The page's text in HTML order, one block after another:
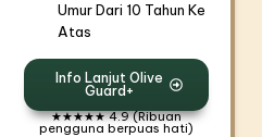
Umur Dari 10 Tahun Ke
Atas
Info Lanjut Olive
Guard+
★★★★★ 4.9 (Ribuan
pengguna berpuas hati)